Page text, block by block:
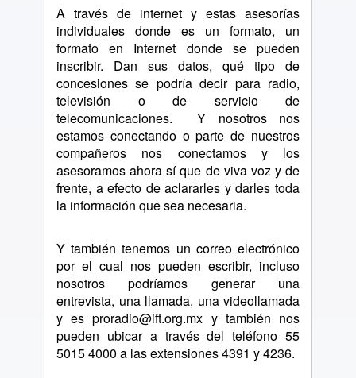
A través de internet y estas asesorías
individuales donde es un formato, un
formato en Internet donde se pueden
inscribir. Dan sus datos, qué tipo de
concesiones se podría decir para radio,
televisión o de servicio de
telecomunicaciones.
Y nosotros nos
estamos conectando o parte de nuestros
compañeros nos conectamos y los
asesoramos ahora sí que de viva voz y de
frente, a efecto de aclararles y darles toda
la información que sea necesaria.
Y también tenemos un correo electrónico
por el cual nos pueden escribir, incluso
nosotros podríamos generar una
entrevista, una llamada, una videollamada
y es proradio@ift.org.mx y también nos
pueden ubicar a través del teléfono 55
5015 4000 a las extensiones 4391 y 4236.